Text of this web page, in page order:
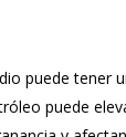
puede tener
puede